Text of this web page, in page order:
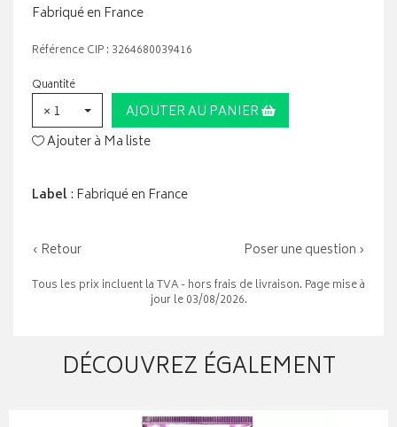
Fabriqué en France
Référence CIP : 3264680039416
Quantité
× 1
AJOUTER AU PANIER
Ajouter à Ma liste
Label: Fabriqué en France
‹ Retour Poser une question ›
Tous les prix incluent la TVA - hors frais de livraison. Page mise à
jour le 03/08/2026.
DÉCOUVREZ ÉGALEMENT